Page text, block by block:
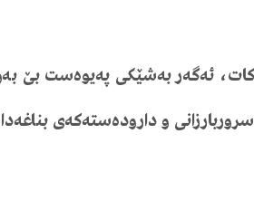
ئەگەر بەشێکی پەیوەست بێ
بارزانی و دارودەستەکەی